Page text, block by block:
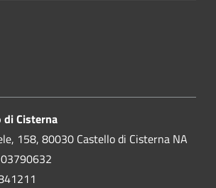
di Cisterna
158, 80030 Castello di Cisterna NA